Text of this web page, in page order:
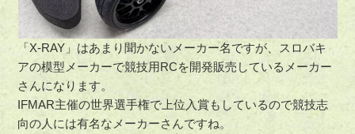
「X-RAY」はあまり聞かないメーカー名ですが、スロバキ
アの模型メーカーで競技用RCを開発販売しているメーカー
さんになります。
IFMAR主催の世界選手権で上位入賞もしているので競技志
向の人には有名なメーカーさんですね。